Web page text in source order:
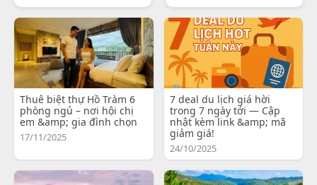
Thuê biệt thự Hồ Tràm 6
phòng ngủ – nơi hội chị
em &amp; gia đình chọn
17/11/2025
7 deal du lịch giá hời
trong 7 ngày tới — Cập
nhật kèm link &amp; mã
giảm giá!
24/10/2025